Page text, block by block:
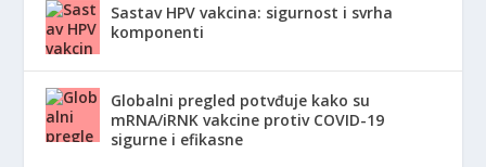
Sastav HPV vakcina: sigurnost i svrha
komponenti
Globalni pregled potvđuje kako su
mRNA/iRNK vakcine protiv COVID-19
sigurne i efikasne